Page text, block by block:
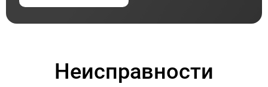
Неисправности